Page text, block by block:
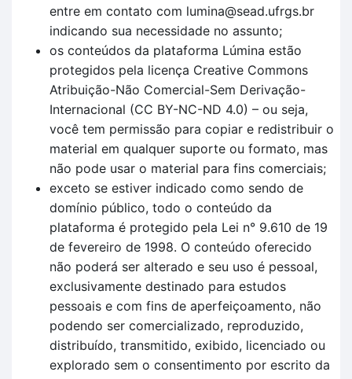
entre em contato com lumina@sead.ufrgs.br
indicando sua necessidade no assunto;
os conteúdos da plataforma Lúmina estão
protegidos pela licença Creative Commons
Atribuição-Não Comercial-Sem Derivação-
Internacional (CC BY-NC-ND 4.0) – ou seja,
você tem permissão para copiar e redistribuir o
material em qualquer suporte ou formato, mas
não pode usar o material para fins comerciais;
exceto se estiver indicado como sendo de
domínio público, todo o conteúdo da
plataforma é protegido pela Lei n° 9.610 de 19
de fevereiro de 1998. O conteúdo oferecido
não poderá ser alterado e seu uso é pessoal,
exclusivamente destinado para estudos
pessoais e com fins de aperfeiçoamento, não
podendo ser comercializado, reproduzido,
distribuído, transmitido, exibido, licenciado ou
explorado sem o consentimento por escrito da